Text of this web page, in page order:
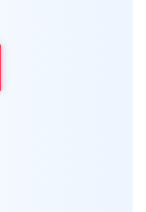
данных